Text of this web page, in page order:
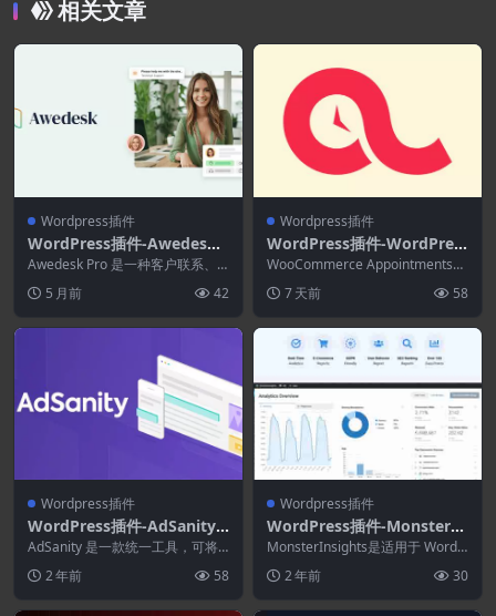
相关文章
Wordpress插件
WordPress插件-Awedesk
Pro (formerly Almighty Su
pport) 1.9.1
Awedesk Pro 是一种客户联系、
您与客户互...
5 月前 42
Wordpress插件
WordPress插件-WordPres
s Appointment Booking P
lugin 5.4.4
WooCommerce Appointments
自...7 天前 58
Wordpress插件
WordPress插件-AdSanity
Addons(AdSanity拓展)–简
化WordPress广告管理
AdSanity 是一款统一工具，可将
服...2 年前 58
Wordpress插件
WordPress插件-MonsterIn
sights–Media Addon 1.1.1
(MonsterInsights拓展)
MonsterInsights是适用于 WordP
2 年前 30